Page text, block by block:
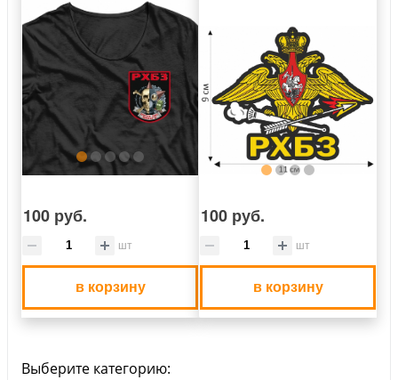
100 руб.
шт
в корзину
100 руб.
шт
в корзину
Выберите категорию: